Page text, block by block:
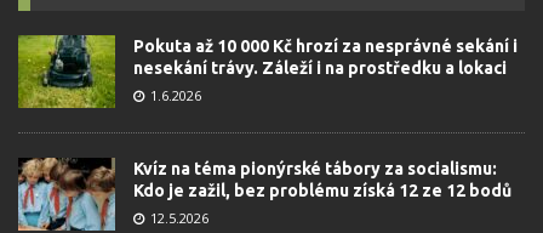
Pokuta až 10 000 Kč hrozí za nesprávné sekání i
nesekání trávy. Záleží i na prostředku a lokaci
1.6.2026
Kvíz na téma pionýrské tábory za socialismu:
Kdo je zažil, bez problému získá 12 ze 12 bodů
12.5.2026